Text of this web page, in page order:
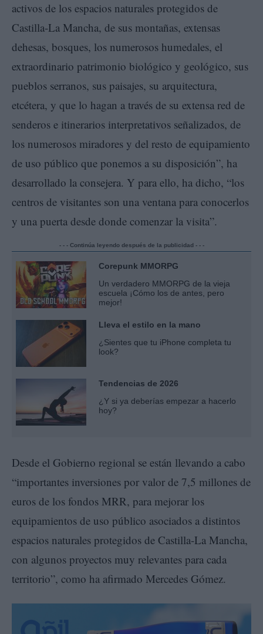
activos de los espacios naturales protegidos de
Castilla-La Mancha, de sus montañas, extensas
dehesas, bosques, los numerosos humedales, el
extraordinario patrimonio biológico y geológico, sus
pueblos serranos, sus paisajes, su arquitectura,
etcétera, y que lo hagan a través de su extensa red de
senderos e itinerarios interpretativos señalizados, de
los numerosos miradores y del resto de equipamiento
de uso público que ponemos a su disposición”, ha
desarrollado la consejera. Y para ello, ha dicho, “los
centros de visitantes son una ventana para conocerlos
y una puerta desde donde comenzar la visita”.
- - - Continúa leyendo después de la publicidad - - -
Corepunk MMORPG
Un verdadero MMORPG de la vieja
escuela ¡Cómo los de antes, pero
mejor!
Lleva el estilo en la mano
¿Sientes que tu iPhone completa tu
look?
Tendencias de 2026
¿Y si ya deberías empezar a hacerlo
hoy?
Desde el Gobierno regional se están llevando a cabo
“importantes inversiones por valor de 7,5 millones de
euros de los fondos MRR, para mejorar los
equipamientos de uso público asociados a distintos
espacios naturales protegidos de Castilla-La Mancha,
con algunos proyectos muy relevantes para cada
territorio”, como ha afirmado Mercedes Gómez.